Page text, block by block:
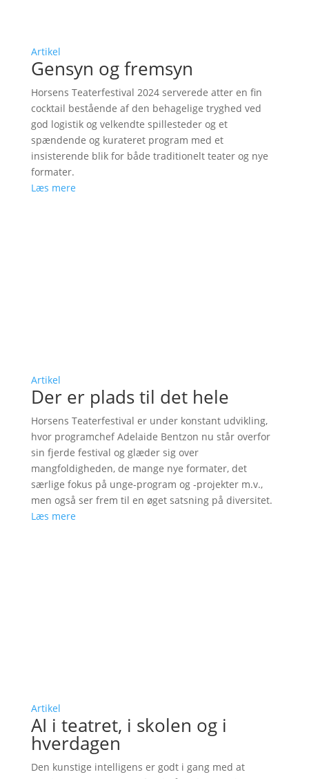
Artikel
Gensyn og fremsyn
Horsens Teaterfestival 2024 serverede atter en fin
cocktail bestående af den behagelige tryghed ved
god logistik og velkendte spillesteder og et
spændende og kurateret program med et
insisterende blik for både traditionelt teater og nye
formater.
Læs mere
Artikel
Der er plads til det hele
Horsens Teaterfestival er under konstant udvikling,
hvor programchef Adelaide Bentzon nu står overfor
sin fjerde festival og glæder sig over
mangfoldigheden, de mange nye formater, det
særlige fokus på unge-program og -projekter m.v.,
men også ser frem til en øget satsning på diversitet.
Læs mere
Artikel
AI i teatret, i skolen og i
hverdagen
Den kunstige intelligens er godt i gang med at